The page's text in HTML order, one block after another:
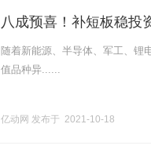
八成预喜！补短板稳投
随着新能源、半导体、军工、锂
值品种异......
亿动网 发布于 2021-10-18